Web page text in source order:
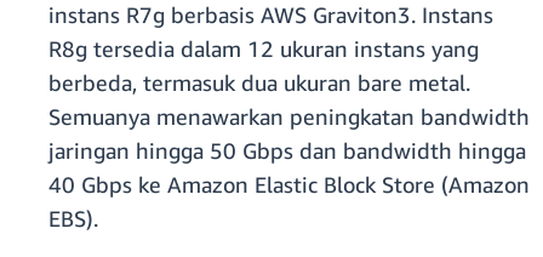
instans R7g berbasis AWS Graviton3. Instans
R8g tersedia dalam 12 ukuran instans yang
berbeda, termasuk dua ukuran bare metal.
Semuanya menawarkan peningkatan bandwidth
jaringan hingga 50 Gbps dan bandwidth hingga
40 Gbps ke Amazon Elastic Block Store (Amazon
EBS).